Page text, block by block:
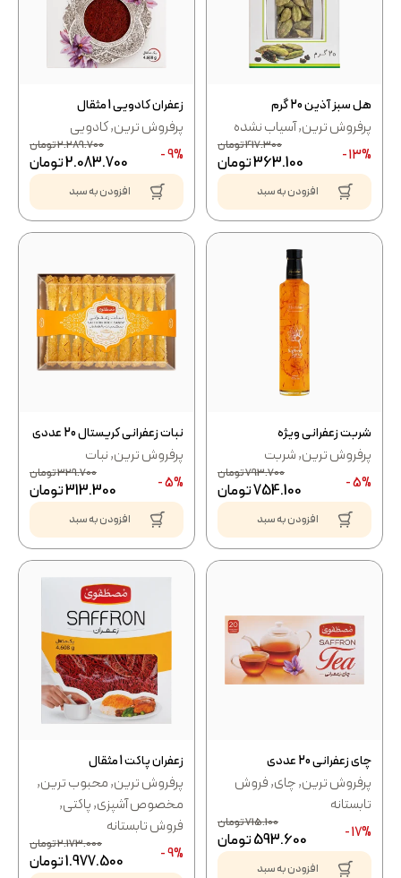
هل سبز آذین 20 گرم
پرفروش ترین,آسیاب نشده
13% -
417.300تومان
363.100تومان
افزودن به سبد
زعفران کادویی 1 مثقال
پرفروش ترین,کادویی
9% -
2.289.700تومان
2.083.700تومان
افزودن به سبد
شربت زعفرانی ویژه
پرفروش ترین,شربت
5% -
793.700تومان
754.100تومان
افزودن به سبد
نبات زعفرانی کریستال 20 عددی
پرفروش ترین,نبات
5% -
329.700تومان
313.300تومان
افزودن به سبد
چای زعفرانی 20 عددی
پرفروش ترین,چای,فروش
تابستانه
17% -
715.100تومان
593.600تومان
افزودن به سبد
زعفران پاکت 1 مثقال
پرفروش ترین,محبوب ترین,
مخصوص آشپزی,پاکتی,
فروش تابستانه
9% -
2.173.000تومان
1.977.500تومان